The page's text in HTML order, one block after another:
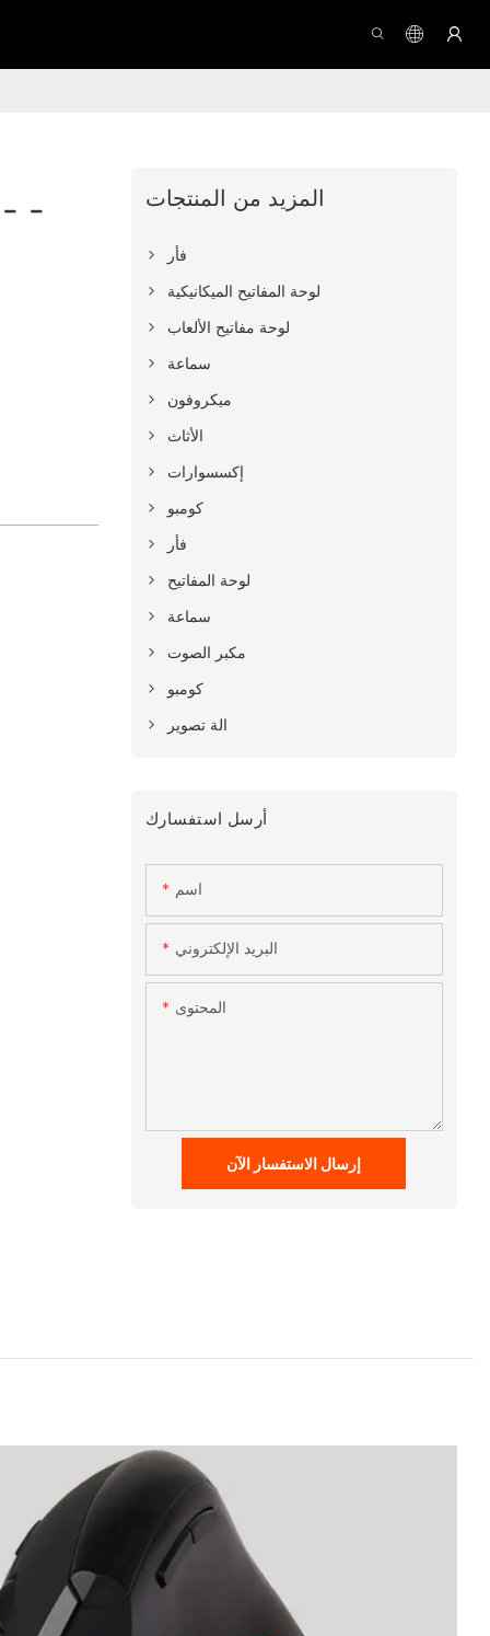
اجتماع الماوس السلكي - - المزيد من المنتجات
فأر
لوحة المفاتيح الميكانيكية
لوحة مفاتيح الألعاب
سماعة
ميكروفون
الأثاث
إكسسوارات
كومبو
فأر
لوحة المفاتيح
سماعة
مكبر الصوت
كومبو
الة تصوير
أرسل استفسارك
اسم
البريد الإلكتروني
المحتوى
إرسال الاستفسار الآن